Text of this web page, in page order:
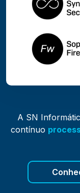
A SN
contínuo